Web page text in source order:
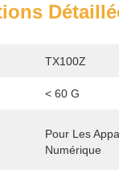
TX100Z
< 60 G
Pour Les
Numérique